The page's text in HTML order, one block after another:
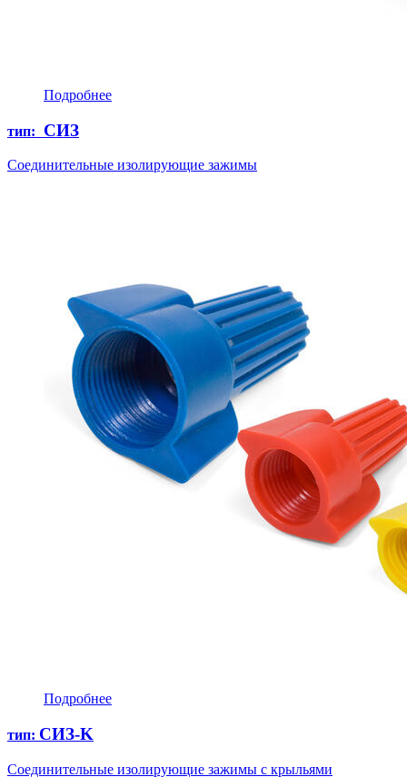
Подробнее
тип: СИЗ
Соединительные изолирующие зажимы
Подробнее
тип: СИЗ-K
Соединительные изолирующие зажимы с крыльями